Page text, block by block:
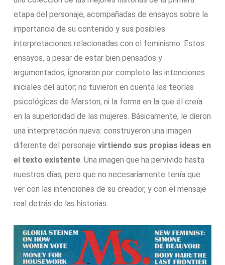
etapa del personaje, acompañadas de ensayos sobre la
importancia de su contenido y sus posibles
interpretaciones relacionadas con el feminismo. Estos
ensayos, a pesar de estar bien pensados y
argumentados, ignoraron por completo las intenciones
iniciales del autor; no tuvieron en cuenta las teorías
psicológicas de Marston, ni la forma en la que él creía
en la superioridad de las mujeres. Básicamente, le dieron
una interpretación nueva: construyeron una imagen
diferente del personajevirtiendo sus propias ideas en
el texto existente . Una imagen que ha pervivido hasta
nuestros días, pero que no necesariamente tenía que
ver con las intenciones de su creador, y con el mensaje
real detrás de las historias.